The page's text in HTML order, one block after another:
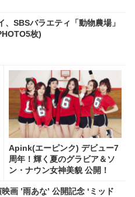
SBSバラエティ「動物農場」
枚)
Apink(エーピンク) デビュー7
周年！輝く夏のグラビア＆ソ
ン・ナウン女神美貌 公開！
画 ’雨あな’ 公開記念 ‘ミッド